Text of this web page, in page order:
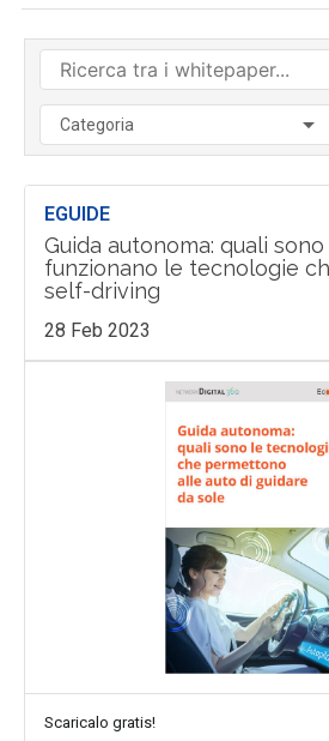
Categoria
EGUIDE
Guida autonoma: quali
funzionano le tecnologie
self-driving
28 Feb 2023
Scaricalo gratis!